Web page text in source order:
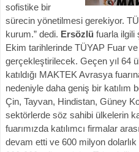
sofistike bir
sürecin yönetilmesi gerekiyor.
kurum.” dedi. Ersözlü fuarla ilgili
Ekim tarihlerinde TÜYAP Fuar
gerçekleştirilecek. Geçen yıl 64
katıldığı MAKTEK Avrasya
nedeniyle daha geniş bir katılım
Çin, Tayvan, Hindistan, Güney
sektörlerde söz sahibi ülkelerin
fuarımızda katılımcı firmalar
devam etti ve 600 milyon